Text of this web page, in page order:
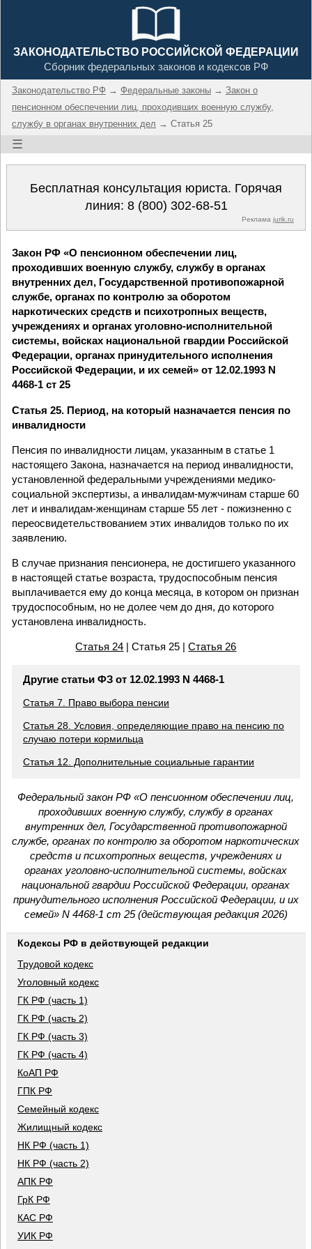
ЗАКОНОДАТЕЛЬСТВО РОССИЙСКОЙ ФЕДЕРАЦИИ
Сборник федеральных законов и кодексов РФ
Законодательство РФ → Федеральные законы → Закон о
пенсионном обеспечении лиц, проходивших военную службу,
службу в органах внутренних дел → Статья 25
☰
Бесплатная консультация юриста. Горячая
линия: 8 (800) 302-68-51
Реклама jurik.ru
Закон РФ «О пенсионном обеспечении лиц,
проходивших военную службу, службу в органах
внутренних дел, Государственной противопожарной
службе, органах по контролю за оборотом
наркотических средств и психотропных веществ,
учреждениях и органах уголовно-исполнительной
системы, войсках национальной гвардии Российской
Федерации, органах принудительного исполнения
Российской Федерации, и их семей» от 12.02.1993 N
4468-1 ст 25
Статья 25. Период, на который назначается пенсия по
инвалидности
Пенсия по инвалидности лицам, указанным в статье 1
настоящего Закона, назначается на период инвалидности,
установленной федеральными учреждениями медико-
социальной экспертизы, а инвалидам-мужчинам старше 60
лет и инвалидам-женщинам старше 55 лет - пожизненно с
переосвидетельствованием этих инвалидов только по их
заявлению.
В случае признания пенсионера, не достигшего указанного
в настоящей статье возраста, трудоспособным пенсия
выплачивается ему до конца месяца, в котором он признан
трудоспособным, но не долее чем до дня, до которого
установлена инвалидность.
Статья 24 | Статья 25 |Статья 26
Другие статьи ФЗ от 12.02.1993 N 4468-1
Статья 7. Право выбора пенсии
Статья 28. Условия, определяющие право на пенсию по
случаю потери кормильца
Статья 12. Дополнительные социальные гарантии
Федеральный закон РФ «О пенсионном обеспечении лиц,
проходивших военную службу, службу в органах
внутренних дел, Государственной противопожарной
службе, органах по контролю за оборотом наркотических
средств и психотропных веществ, учреждениях и
органах уголовно-исполнительной системы, войсках
национальной гвардии Российской Федерации, органах
принудительного исполнения Российской Федерации, и их
семей» N 4468-1 ст 25 (действующая редакция 2026)
Кодексы РФ в действующей редакции
Трудовой кодекс
Уголовный кодекс
ГК РФ (часть 1)
ГК РФ (часть 2)
ГК РФ (часть 3)
ГК РФ (часть 4)
КоАП РФ
ГПК РФ
Семейный кодекс
Жилищный кодекс
НК РФ (часть 1)
НК РФ (часть 2)
АПК РФ
ГрК РФ
КАС РФ
УИК РФ